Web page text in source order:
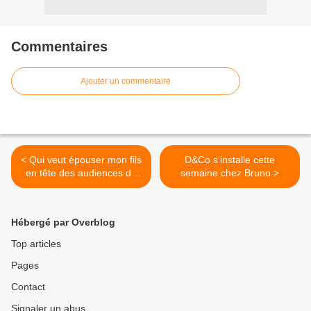
Commentaires
Ajouter un commentaire
< Qui veut épouser mon fils
en tête des audiences de
seconde partie de soirée
D&Co s'installe cette
semaine chez Bruno >
Hébergé par Overblog
Top articles
Pages
Contact
Signaler un abus